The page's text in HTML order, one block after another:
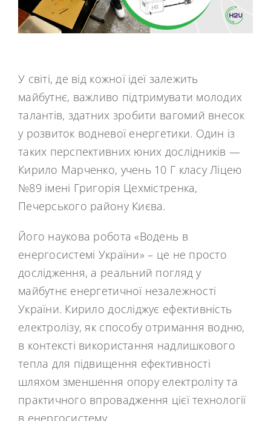
У світі, де від кожної ідеї залежить
майбутнє, важливо підтримувати молодих
талантів, здатних зробити вагомий внесок
у розвиток водневої енергетики. Один із
таких перспективних юних дослідників —
Кирило Марченко, учень 10 Г класу Ліцею
№89 імені Григорія Цехмістренка,
Печерського району Києва.
Його наукова робота «Водень в
енергосистемі України» – це не просто
дослідження, а реальний погляд у
майбутнє енергетичної незалежності
України. Кирило досліджує ефективність
електролізу, як способу отримання водню,
в контексті використання надлишкового
тепла для підвищення ефективності
шляхом зменшення опору електроліту та
практичного впровадження цієї технології
в енергосистему.